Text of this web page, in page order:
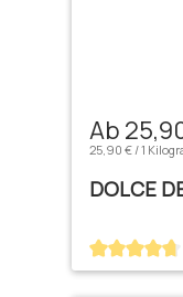
Ab
25,90 € / 1
DOLCE